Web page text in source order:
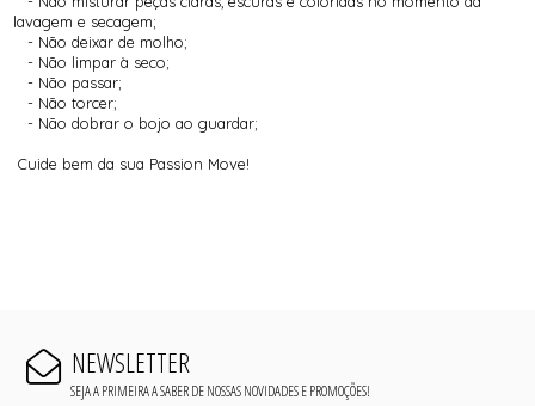
lavagem e secagem;
- Não deixar de molho;
- Não limpar à seco;
- Não passar;
- Não torcer;
- Não dobrar o bojo ao guardar;
Cuide bem da sua Passion Move!
NEWSLETTER
SEJA A PRIMEIRA A SABER DE NOSSAS NOVIDADES E PROMOÇÕES!